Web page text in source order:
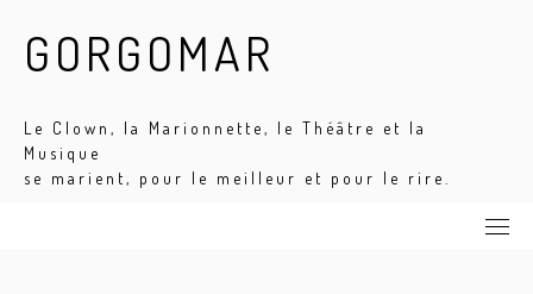
content
GORGOMAR
Le Clown, la Marionnette, le Théâtre et la
Musique
se marient, pour le meilleur et pour le rire.